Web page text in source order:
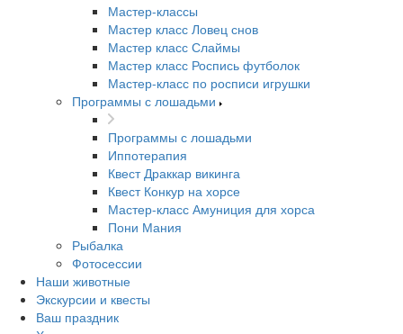
Мастер-классы
Мастер класс Ловец снов
Мастер класс Слаймы
Мастер класс Роспись футболок
Мастер-класс по росписи игрушки
Программы с лошадьми
Программы с лошадьми
Иппотерапия
Квест Драккар викинга
Квест Конкур на хорсе
Мастер-класс Амуниция для хорса
Пони Мания
Рыбалка
Фотосессии
Наши животные
Экскурсии и квесты
Ваш праздник